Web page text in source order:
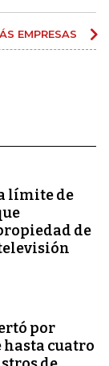
EMPRESAS
límite de
de
por
hasta cuatro